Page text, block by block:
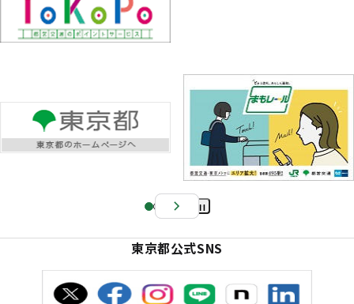
Pa
e
東京都公式SNS